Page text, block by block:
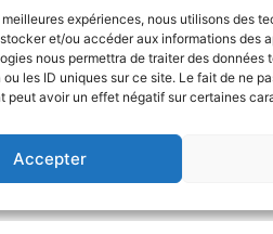
expériences, nous utilisons des
et/ou accéder aux informations des
nous permettra de traiter des données
les ID uniques sur ce site. Le fait de ne
peut avoir un effet négatif sur certaines
Accepter